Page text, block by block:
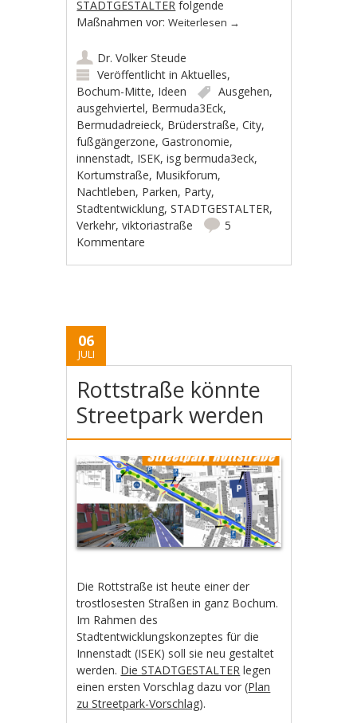
STADTGESTALTER folgende
Maßnahmen vor:Weiterlesen →
Dr. Volker Steude
Veröffentlicht inAktuelles,
Bochum-Mitte, Ideen Ausgehen,
ausgehviertel, Bermuda3Eck,
Bermudadreieck, Brüderstraße,City,
fußgängerzone,Gastronomie,
innenstadt, ISEK,isg bermuda3eck,
Kortumstraße, Musikforum,
Nachtleben, Parken, Party,
Stadtentwicklung,STADTGESTALTER,
Verkehr,viktoriastraße
5
Kommentare
06
JULI
Rottstraße könnte
Streetpark werden
Die Rottstraße ist heute einer der
trostlosesten Straßen in ganz Bochum.
Im Rahmen des
Stadtentwicklungskonzeptes für die
Innenstadt (ISEK) soll sie neu gestaltet
werden. Die STADTGESTALTER legen
einen ersten Vorschlag dazu vor (Plan
zu Streetpark-Vorschlag).